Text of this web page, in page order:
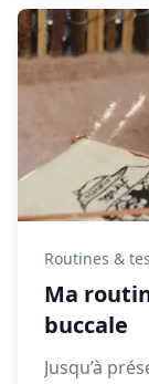
Routines &
Ma
buccale
Jusqu’à